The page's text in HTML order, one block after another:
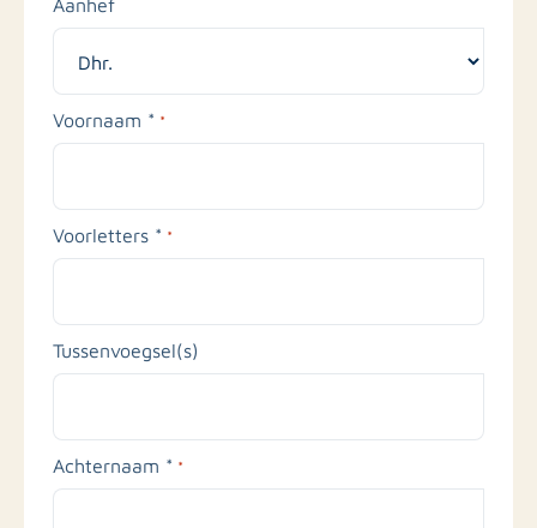
Voornaam * *
Voorletters * *
Tussenvoegsel(s)
Achternaam * *